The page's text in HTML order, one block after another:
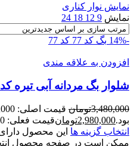
نمایش نوار کناری
نمایش 9
12
18
24
-14% بگ کد 77 کد 77
افزودن به علاقه مندی
شلوار بگ مردانه آبی تیره کد 77
3,480,000تومان
بود.2,980,000تومانقیمت فعلی: 2,980,000تومان.
انتخاب گزینه ها این محصول
ممکن است در صفحه محصول